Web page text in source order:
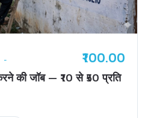
₹100.00
की जॉब — ₹10 से ₹50 प्रति